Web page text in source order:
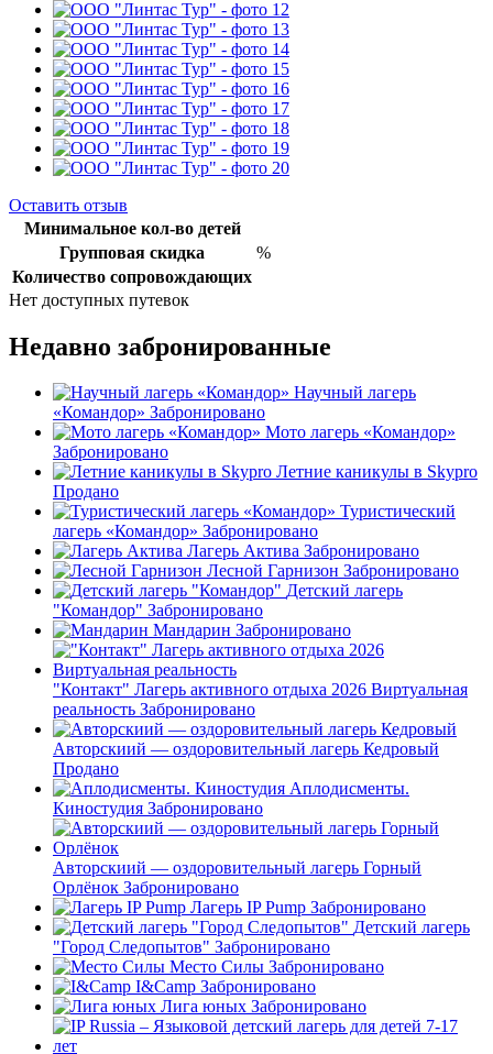
Оставить отзыв
Минимальное кол-во детей
Групповая скидка
%
Количество сопровождающих
Нет доступных путевок
Недавно забронированные
Научный лагерь
«Командор» Забронировано
Мото лагерь «Командор»
Забронировано
Летние каникулы в Skypro
Продано
Туристический
лагерь «Командор» Забронировано
Лагерь Актива Забронировано
Лесной Гарнизон Забронировано
Детский лагерь
"Командор" Забронировано
Мандарин Забронировано
"Контакт" Лагерь активного отдыха 2026 Виртуальная
реальность Забронировано
Авторскиий — оздоровительный лагерь Кедровый
Продано
Аплодисменты.
Киностудия Забронировано
Авторскиий — оздоровительный лагерь Горный
Орлёнок Забронировано
Лагерь IP Pump Забронировано
Детский лагерь
"Город Следопытов" Забронировано
Место Силы Забронировано
I&Camp Забронировано
Лига юных Забронировано